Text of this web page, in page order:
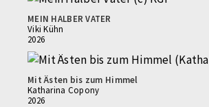
MEIN HALBER VATER
Viki Kühn
2026
Mit Ästen bis zum Himmel
Katharina Copony
2026